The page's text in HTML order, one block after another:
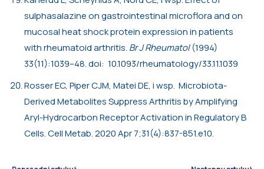
sulphasalazine on gastrointestinal microflora and on
mucosal heat shock protein expression in patients
with rheumatoid arthritis. Br J Rheumatol(1994)
33(11):1039–48. doi: 10.1093/rheumatology/33.11.1039
Rosser EC, Piper CJM, Matei DE, i wsp. Microbiota-
Derived Metabolites Suppress Arthritis by Amplifying
Aryl-Hydrocarbon Receptor Activation in Regulatory B
Cells. Cell Metab. 2020 Apr 7;31(4):837-851.e10.